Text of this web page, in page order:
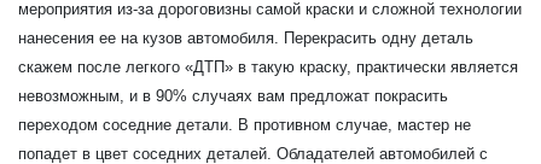
мероприятия из-за дороговизны самой краски и сложной технологии
нанесения ее на кузов автомобиля. Перекрасить одну деталь
скажем после легкого «ДТП» в такую краску, практически является
невозможным, и в 90% случаях вам предложат покрасить
переходом соседние детали. В противном случае, мастер не
попадет в цвет соседних деталей. Обладателей автомобилей с